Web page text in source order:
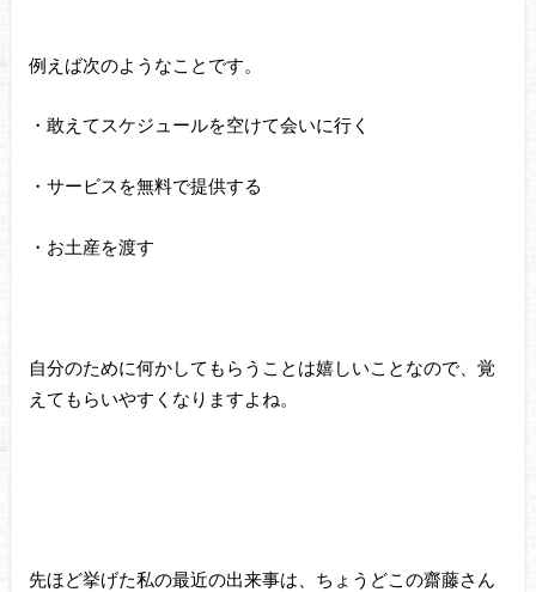
例えば次のようなことです。
・敢えてスケジュールを空けて会いに行く
・サービスを無料で提供する
・お土産を渡す
自分のために何かしてもらうことは嬉しいことなので、覚
えてもらいやすくなりますよね。
先ほど挙げた私の最近の出来事は、ちょうどこの齋藤さん